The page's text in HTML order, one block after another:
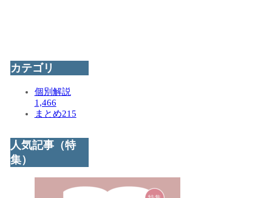
カテゴリ
個別解説
1,466
まとめ215
人気記事（特
集）